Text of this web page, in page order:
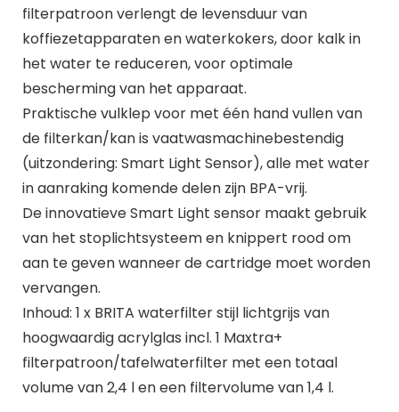
filterpatroon verlengt de levensduur van
koffiezetapparaten en waterkokers, door kalk in
het water te reduceren, voor optimale
bescherming van het apparaat.
Praktische vulklep voor met één hand vullen van
de filterkan/kan is vaatwasmachinebestendig
(uitzondering: Smart Light Sensor), alle met water
in aanraking komende delen zijn BPA-vrij.
De innovatieve Smart Light sensor maakt gebruik
van het stoplichtsysteem en knippert rood om
aan te geven wanneer de cartridge moet worden
vervangen.
Inhoud: 1 x BRITA waterfilter stijl lichtgrijs van
hoogwaardig acrylglas incl. 1 Maxtra+
filterpatroon/tafelwaterfilter met een totaal
volume van 2,4 l en een filtervolume van 1,4 l.